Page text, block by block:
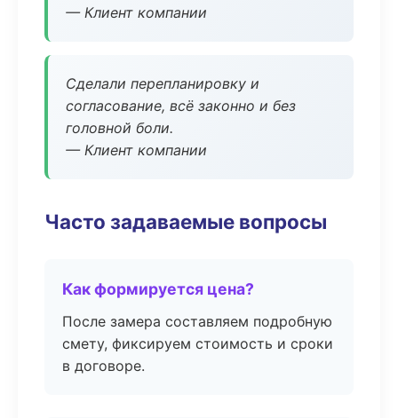
— Клиент компании
Сделали перепланировку и
согласование, всё законно и без
головной боли.
— Клиент компании
Часто задаваемые вопросы
Как формируется цена?
После замера составляем подробную
смету, фиксируем стоимость и сроки
в договоре.